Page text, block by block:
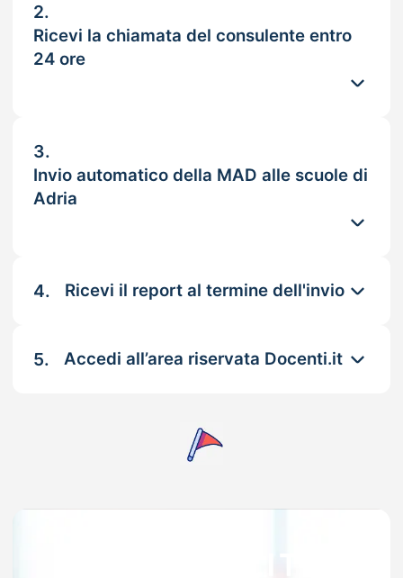
2.
Ricevi la chiamata del consulente entro
24 ore
3.
Invio automatico della MAD alle scuole di
Adria
4. Ricevi il report al termine dell'invio
5. Accedi all’area riservata Docenti.it